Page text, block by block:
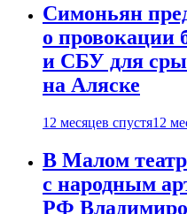
Симоньян
о провокации
и СБУ для
на Аляске
12 месяцев спустя12
В Малом
с народным
РФ